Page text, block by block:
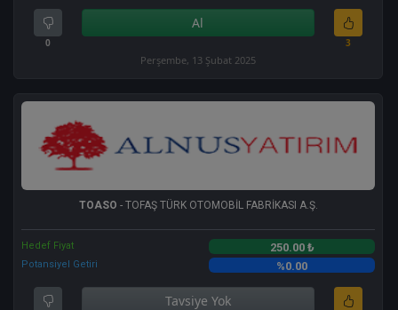
0
Al
3
Perşembe, 13 Şubat 2025
TOASO - TOFAŞ TÜRK OTOMOBİL FABRİKASI A.Ş.
Hedef Fiyat 250.00 ₺
Potansiyel Getiri %0.00
Tavsiye Yok